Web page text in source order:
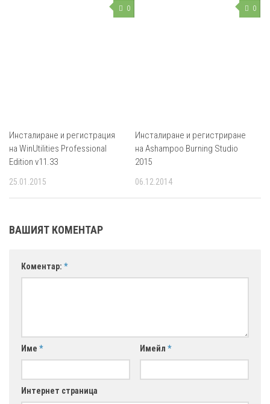
0
Инсталиране и регистрация
на WinUtilities Professional
Edition v11.33
25.01.2015
0
Инсталиране и регистриране
на Ashampoo Burning Studio
2015
06.12.2014
ВАШИЯТ КОМЕНТАР
Коментар: *
Име * Имейл *
Интернет страница